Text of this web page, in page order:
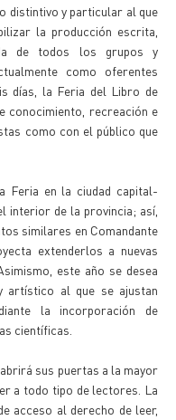
distintivo y particular al que
la producción escrita,
de todos los grupos y
como oferentes
días, la Feria del Libro de
conocimiento, recreación e
como con el público que
Feria en la ciudad capital-
interior de la provincia; así,
similares en Comandante
extenderlos a nuevas
este año se desea
al que se ajustan
la incorporación de
científicas.
sus puertas a la mayor
a todo tipo de lectores. La
acceso al derecho de leer,